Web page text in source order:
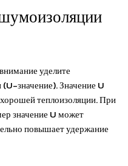
уделите
значение). Значение U
теплоизоляции. При
значение U может
повышает удержание